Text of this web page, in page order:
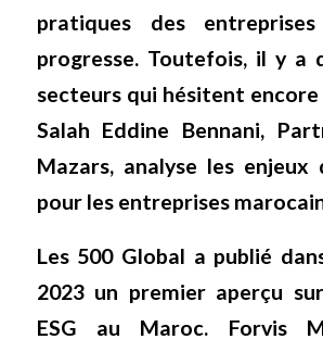
pratiques des entreprises
progresse. Toutefois, il y a
secteurs qui hésitent encore
Salah Eddine Bennani,
Mazars, analyse les enjeux
pour les entreprises
Les 500 Global a publié
2023 un premier aperçu
ESG au Maroc. Forvis